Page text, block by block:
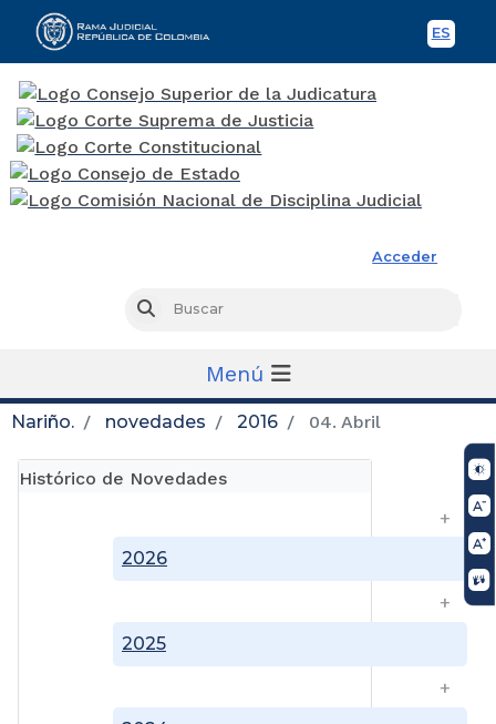
ES
Acceder
Buscar
Menú
Nariño. novedades 2016 04. Abril
Histórico de Novedades
2025
2026